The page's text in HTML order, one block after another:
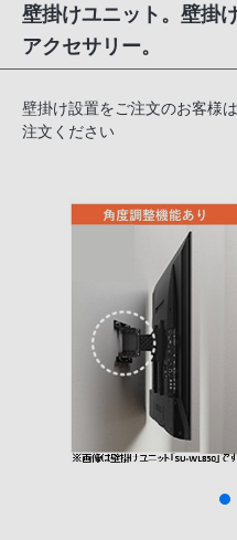
壁掛けユニット。壁掛
アクセサリー。
壁掛け設置をご注文のお客様
注文ください